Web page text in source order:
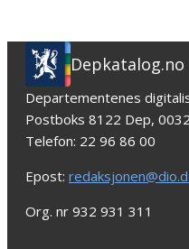
Depkatalog.no
Departementenes
Postboks 8122 Dep,
Telefon: 22 96 86 00
Epost:
Org. nr 932 931 311